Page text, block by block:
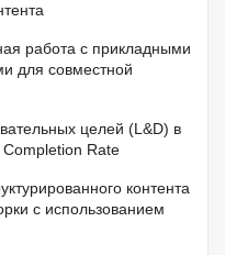
работа с прикладными
для совместной
целей (L&D) в
Rate
контента
с использованием